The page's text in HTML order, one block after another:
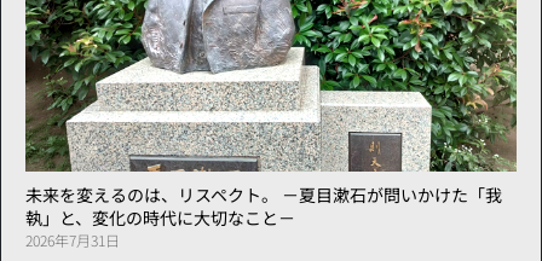
未来を変えるのは、リスペクト。 －夏目漱石が問いかけた「我
執」と、変化の時代に大切なこと－
2026年7月31日